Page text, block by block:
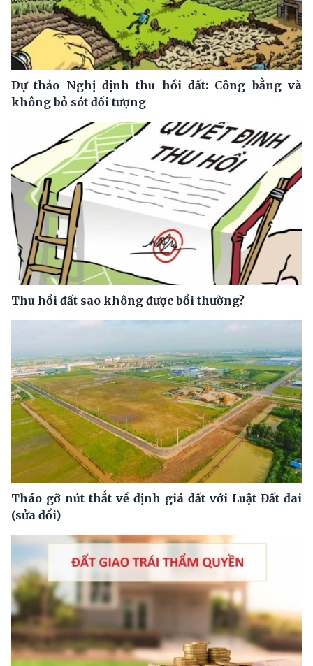
Dự thảo Nghị định thu hồi đất: Công bằng và
không bỏ sót đối tượng
Thu hồi đất sao không được bồi thường?
Tháo gỡ nút thắt về định giá đất với Luật Đất đai
(sửa đổi)